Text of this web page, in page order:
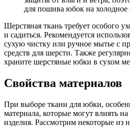
для пошива юбок на холодное
Шерстяная ткань требует особого
и садиться. Рекомендуется
сухую чистку или ручное мытье с
средств для шерсти. Также
храните шерстяные юбки в сухом
Свойства материалов
При выборе ткани для юбки,
материала, которые могут влиять
изделия. Рассмотрим некоторые из